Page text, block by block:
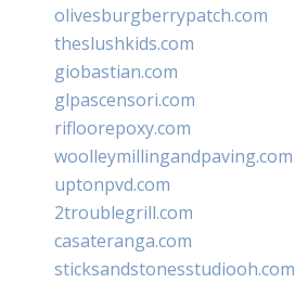
olivesburgberrypatch.com
theslushkids.com
giobastian.com
glpascensori.com
rifloorepoxy.com
woolleymillingandpaving.com
uptonpvd.com
2troublegrill.com
casateranga.com
sticksandstonesstudiooh.com